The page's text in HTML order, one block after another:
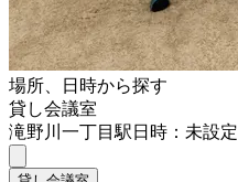
場所、日時から探す
貸し会議室
滝野川一丁目駅日時：未設定